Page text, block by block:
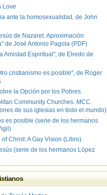
Love
ante la homosexualidad, de John
de Nazaret. Aproximación
de José Antonio Pagola (PDF)
Amistad Espiritual", de Elredo de
cristianismo es posible", de Roger
la Opción por los Pobres.
Community Churches. MCC.
de sus iglesias en todo el mundo)
es posible (serie de los hermanos
of Christ: A Gay Vision (Libro)
(serie de los hermanos López